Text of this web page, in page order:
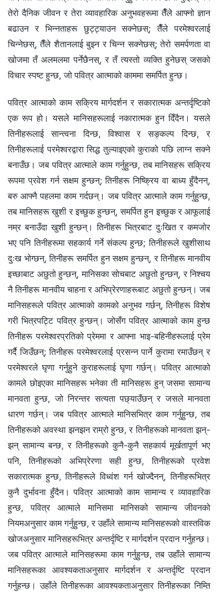
तेरो दैनिक जीवन र तेरा व्यावहारिक अनुभवहरूमा तैँले आफ्नो ज्ञान
बढाउन र भिन्नताहरू छुट्ट्याउन सक्नेछस्; तैँले परमेश्‍वरलाई
चिन्नेछस्, तैँले शैतानलाई बुझ्न र चिन्न सक्नेछस्; तेरो समर्पणता वा
खोजमा तँ अलमलमा पर्नेछैनस्, र तँ त्यस्तो व्यक्ति हुनेछस् जसको
विचार स्पष्ट हुन्छ, जो पवित्र आत्माको काममा समर्पित हुन्छ।
पवित्र आत्माको काम सक्रिय मार्गदर्शन र सकारात्मक अन्तर्दृष्टिको
एक रूप हो। यसले मानिसहरूलाई नकारात्मक हुन दिँदैन। यसले
तिनीहरूलाई सान्त्वना दिन्छ, विश्‍वास र सङ्कल्प दिन्छ, र
तिनीहरूलाई परमेश्‍वरद्वारा सिद्ध तुल्याइएको कुराको पछि लाग्न सक्ने
बनाउँछ। जब पवित्र आत्माले काम गर्नुहुन्छ, तब मानिसहरू सक्रिय
रूपमा प्रवेश गर्न सक्षम हुन्छन्; तिनीहरू निष्क्रिय वा बाध्य हुँदैनन्,
बरु आफ्नै पहलमा काम गर्दछन्। जब पवित्र आत्माले काम गर्नुहुन्छ,
तब मानिसहरू खुशी र इच्छुक हुन्छन्, समर्पित हुन इच्छुक र आफूलाई
नम्र बनाउँदा खुशी हुन्छन्। तिनीहरू भित्रबाट दुःखित र कमजोर
भए पनि तिनीहरूमा सहकार्य गर्ने संकल्प हुन्छ; तिनीहरूले खुशीसाथ
दुःख भोग्छन्, तिनीहरू समर्पित हुन सक्षम हुन्छन्, र तिनीहरू मानवीय
इच्छाबाट अछुतो हुन्छन्, मानिसका सोचबाट अछुतो हुन्छन्, र निश्चय
नै तिनीहरू मानवीय चाहना र अभिप्रेरणाहरूबाट अछुतो हुन्छन्। जब
मानिसहरूले पवित्र आत्माको कामको अनुभव गर्छन्, तिनीहरू विशेष
गरी भित्रपट्टि पवित्र हुन्छन्। जोसँग पवित्र आत्माको काम हुन्छ
तिनीहरू परमेश्‍वरप्रतिको प्रेममा र आफ्ना भाइ-बहिनीहरूलाई प्रेम
गर्दै जिउँछन्; तिनीहरू परमेश्‍वरलाई प्रसन्न पार्ने कुरामा रमाउँछन् र
परमेश्‍वरले घृणा गर्नुहुने कुराहरूलाई घृणा गर्छन्। पवित्र आत्माको
कामले छोइएका मानिसहरू भनेका ती मानिसहरू हुन् जसमा सामान्य
मानवता हुन्छ, जो निरन्तर सत्यता पछ्याउँछन् र जसले मानवता
धारण गर्छन्। जब पवित्र आत्माले मानिसभित्र काम गर्नुहुन्छ, तब
तिनीहरूको अवस्था झनझन राम्रो हुन्छ, र तिनीहरूको मानवता झन्-
झन् सामान्य बन्छ, र तिनीहरूको कुनै-कुनै सहकार्य मूर्खतापूर्ण भए
पनि, तिनीहरूको अभिप्रेरणा सही हुन्छ, तिनीहरूको प्रवेश
सकारात्मक हुन्छ, तिनीहरूले विध्वंश गर्न खोज्दैनन्, तिनीहरूभित्र
कुनै दुर्भावना हुँदैन। पवित्र आत्माको काम सामान्य र व्यावहारिक
हुन्छ, पवित्र आत्माले मानिसमा मानिसको सामान्य जीवनको
नियमअनुसार काम गर्नुहुन्छ, र उहाँले सामान्य मानिसहरूको वास्तविक
खोजअनुसार मानिसहरूभित्र अन्तर्दृष्टि र मार्गदर्शन प्रदान गर्नुहन्छ।
जब पवित्र आत्माले मानिसहरूमा काम गर्नुहुन्छ, तब उहाँले सामान्य
मानिसहरूका आवश्यकताअनुसार मार्गदर्शन र अन्तर्दृष्टि प्रदान
गर्नुहन्छ। उहाँले तिनीहरूका आवश्यकताअनुसार तिनीहरूका निम्ति